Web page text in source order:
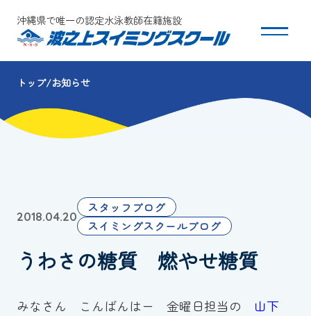
沖縄県で唯一の認定水泳教師在籍施設
スクールについて
コース・クラス紹介
団体会員募集
保護者の方へ
採用情報
トップ お知らせ
2018.04.20
スタッフブログ
スイミングスクールブログ
うわさの糖質 燃やせ糖質
みなさん こんばんはー 金曜日担当の 山下